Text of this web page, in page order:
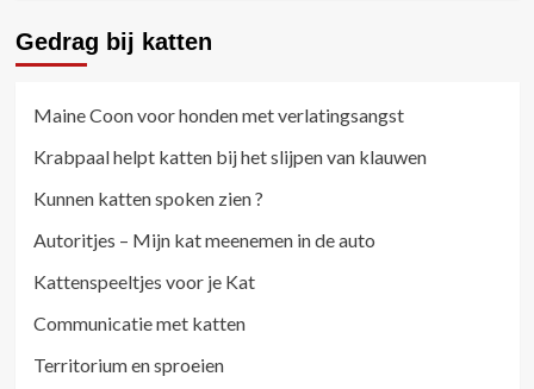
Gedrag bij katten
Maine Coon voor honden met verlatingsangst
Krabpaal helpt katten bij het slijpen van klauwen
Kunnen katten spoken zien ?
Autoritjes – Mijn kat meenemen in de auto
Kattenspeeltjes voor je Kat
Communicatie met katten
Territorium en sproeien